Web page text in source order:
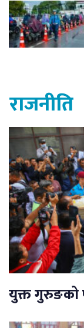
राजनीति
युक्त गुरुङको